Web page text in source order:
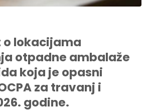
lokacijama
otpadne ambalaže
koja je opasni
za travanj i
godine.